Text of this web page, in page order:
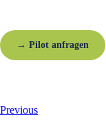
→ Pilot anfragen
Previous